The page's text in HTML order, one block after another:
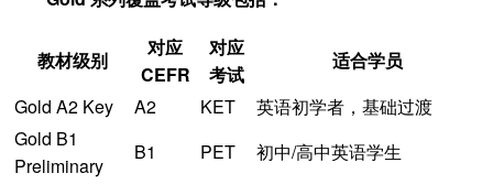
教材级别
对应
CEFR
对应
考试
适合学员
Gold A2 Key
A2 KET
英语初学者，基础过渡
Gold B1
Preliminary
B1 PET 初中/高中英语学生